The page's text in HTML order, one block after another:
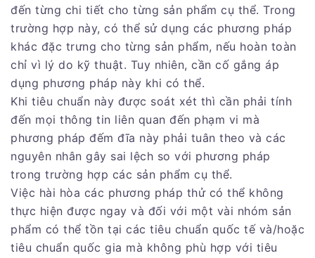
đến từng chi tiết cho từng sản phẩm cụ thể. Trong
trường hợp này, có thể sử dụng các phương pháp
khác đặc trưng cho từng sản phẩm, nếu hoàn toàn
chỉ vì lý do kỹ thuật. Tuy nhiên, cần cố gắng áp
dụng phương pháp này khi có thể.
Khi tiêu chuẩn này được soát xét thì cần phải tính
đến mọi thông tin liên quan đến phạm vi mà
phương pháp đếm đĩa này phải tuân theo và các
nguyên nhân gây sai lệch so với phương pháp
trong trường hợp các sản phẩm cụ thể.
Việc hài hòa các phương pháp thử có thể không
thực hiện được ngay và đối với một vài nhóm sản
phẩm có thể tồn tại các tiêu chuẩn quốc tế và/hoặc
tiêu chuẩn quốc gia mà không phù hợp với tiêu